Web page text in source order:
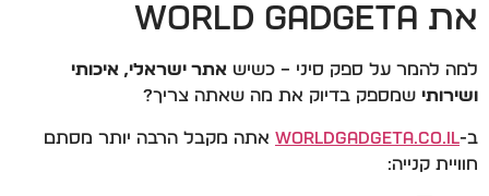
את World Gadgeta
למה להמר על ספק סיני – כשיש אתר ישראלי, איכותי
ושירותי שמספק בדיוק את מה שאתה צריך?
ב-WorldGadgeta.co.il אתה מקבל הרבה יותר מסתם
חוויית קנייה: